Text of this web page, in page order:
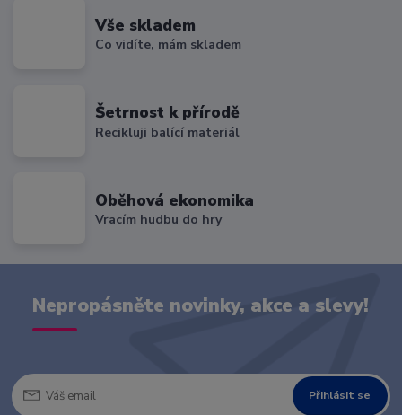
Vše skladem
Co vidíte, mám skladem
Šetrnost k přírodě
Recikluji balící materiál
Oběhová ekonomika
Vracím hudbu do hry
Nepropásněte novinky, akce a slevy!
Přihlásit se